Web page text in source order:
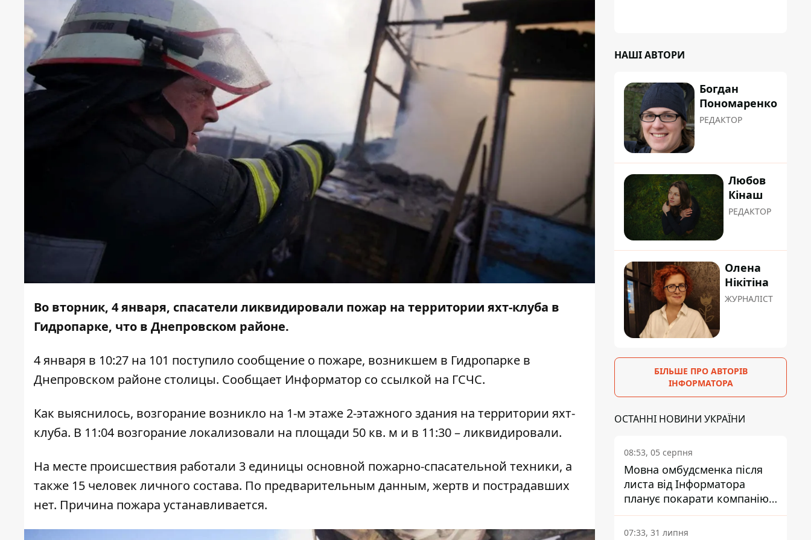
Во вторник, 4 января, спасатели ликвидировали пожар на территории яхт-клуба в
Гидропарке, что в Днепровском районе.
4 января в 10:27 на 101 поступило сообщение о пожаре, возникшем в Гидропарке в
Днепровском районе столицы. Сообщает Информатор со ссылкой на ГСЧС.
Как выяснилось, возгорание возникло на 1-м этаже 2-этажного здания на территории яхт-
клуба. В 11:04 возгорание локализовали на площади 50 кв. м и в 11:30 – ликвидировали.
На месте происшествия работали 3 единицы основной пожарно-спасательной техники, а
также 15 человек личного состава. По предварительным данным, жертв и пострадавших
нет. Причина пожара устанавливается.
НАШІ АВТОРИ
Богдан
Пономаренко
РЕДАКТОР
Любов
Кінаш
РЕДАКТОР
Олена
Нікітіна
ЖУРНАЛІСТ
БІЛЬШЕ ПРО АВТОРІВ
ІНФОРМАТОРА
ОСТАННІ НОВИНИ УКРАЇНИ
08:53, 05 серпня
Мовна омбудсменка після
листа від Інформатора
планує покарати компанію-
підрядника ПриватБанку
07:33, 31 липня